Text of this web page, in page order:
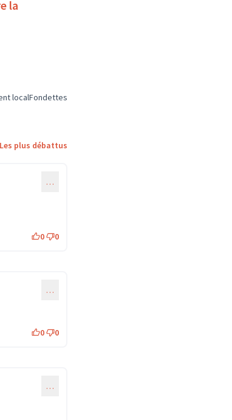
la
: Solidarité et développement local
localFiltrer les résultats pour le secteur : Fondettes
Fondettes
Les plus débattus
…
0 0
…
0 0
…